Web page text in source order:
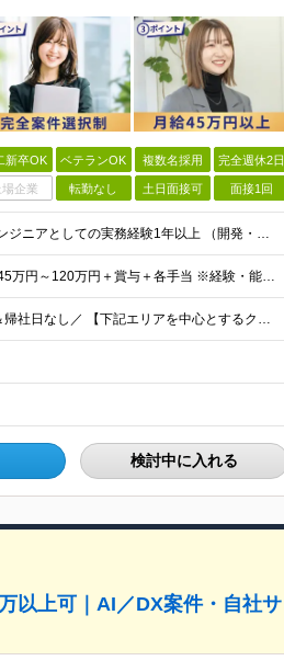
新卒OK ベテランOK 複数名採用 完全週休2日
場企業 転勤なし 土日面接可 面接1回
＜Web面談1回のみ★即日内定可能＞ ■学歴不問 ■エンジニアとしての実務経験1年以上 （開発・インフラ・技術・工程など不問）
＜当社に転職した社員は年収平均178万円UP＞ 月給45万円～120万円＋賞与＋各手当 ※経験・能力などを考慮の上、決定します ※案件の契約内容（月単金など）や昇給、賞与額はすべてシステム上で開示し
＼フルリモート、ハイブリッド、フル出勤の選択可＆帰社日なし／ 【下記エリアを中心とするクライアント先または自宅にて勤務】 ■首都圏：東京・埼玉・千葉・神奈川 ■関西：大阪・兵庫・京都・滋賀・奈良・和
検討中に入れる
以上可｜AI／DX案件・自社サ